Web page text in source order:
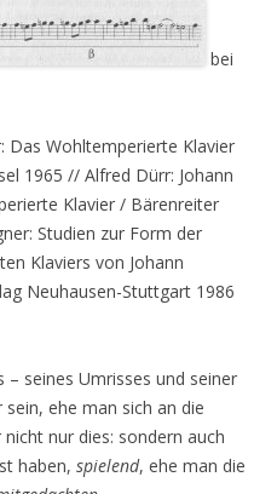
bei
Das Wohltemperierte Klavier
1965 // Alfred Dürr: Johann
Klavier / Bärenreiter
Studien zur Form der
Klaviers von Johann
Neuhausen-Stuttgart 1986
seines Umrisses und seiner
ehe man sich an die
nur dies: sondern auch
haben, spielend, ehe man die